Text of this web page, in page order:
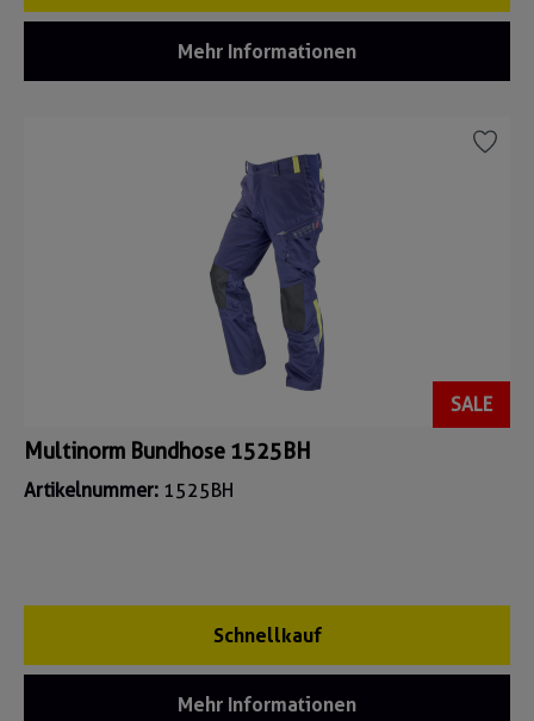
Mehr Informationen
SALE
Multinorm Bundhose 1525BH
Artikelnummer: 1525BH
Schnellkauf
Mehr Informationen